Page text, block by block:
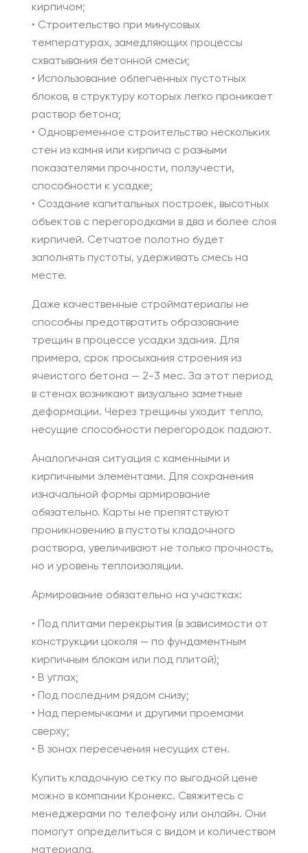
кирпичом;
• Строительство при минусовых
температурах, замедляющих процессы
схватывания бетонной смеси;
• Использование облегченных пустотных
блоков, в структуру которых легко проникает
раствор бетона;
• Одновременное строительство нескольких
стен из камня или кирпича с разными
показателями прочности, ползучести,
способности к усадке;
• Создание капитальных построек, высотных
объектов с перегородками в два и более слоя
кирпичей. Сетчатое полотно будет
заполнять пустоты, удерживать смесь на
месте.
Даже качественные стройматериалы не
способны предотвратить образование
трещин в процессе усадки здания. Для
примера, срок просыхания строения из
ячеистого бетона — 2-3 мес. За этот период
в стенах возникают визуально заметные
деформации. Через трещины уходит тепло,
несущие способности перегородок падают.
Аналогичная ситуация с каменными и
кирпичными элементами. Для сохранения
изначальной формы армирование
обязательно. Карты не препятствуют
проникновению в пустоты кладочного
раствора, увеличивают не только прочность,
но и уровень теплоизоляции.
Армирование обязательно на участках:
• Под плитами перекрытия (в зависимости от
конструкции цоколя — по фундаментным
кирпичным блокам или под плитой);
• В углах;
• Под последним рядом снизу;
• Над перемычками и другими проемами
сверху;
• В зонах пересечения несущих стен.
Купить кладочную сетку по выгодной цене
можно в компании Кронекс. Свяжитесь с
менеджерами по телефону или онлайн. Они
помогут определиться с видом и количеством
материала.